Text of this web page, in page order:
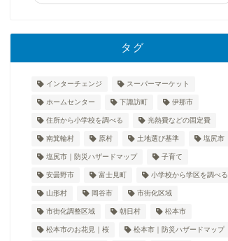
タグ
インターチェンジ スーパーマーケット
ホームセンター 下諏訪町 伊那市
住所から小学校を調べる 光熱費などの固定費
南箕輪村 原村 土地選び基準 塩尻市
塩尻市｜防災ハザードマップ 子育て
安曇野市 富士見町 小学校から学区を調べる
山形村 岡谷市 市街化区域
市街化調整区域 朝日村 松本市
松本市のお花見｜桜 松本市｜防災ハザードマップ